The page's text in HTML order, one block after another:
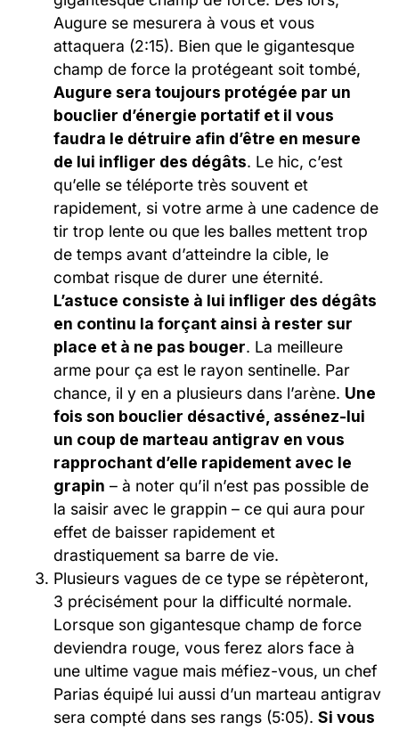
Augure se mesurera à vous et vous
attaquera (2:15). Bien que le gigantesque
champ de force la protégeant soit tombé,
Augure sera toujours protégée par un
bouclier d’énergie portatif et il vous
faudra le détruire afin d’être en mesure
de lui infliger des dégâts. Le hic, c’est
qu’elle se téléporte très souvent et
rapidement, si votre arme à une cadence de
tir trop lente ou que les balles mettent trop
de temps avant d’atteindre la cible, le
combat risque de durer une éternité.
L’astuce consiste à lui infliger des dégâts
en continu la forçant ainsi à rester sur
place et à ne pas bouger. La meilleure
arme pour ça est le rayon sentinelle. Par
chance, il y en a plusieurs dans l’arène. Une
fois son bouclier désactivé, assénez-lui
un coup de marteau antigrav en vous
rapprochant d’elle rapidement avec le
grapin – à noter qu’il n’est pas possible de
la saisir avec le grappin – ce qui aura pour
effet de baisser rapidement et
drastiquement sa barre de vie.
Plusieurs vagues de ce type se répèteront,
3 précisément pour la difficulté normale.
Lorsque son gigantesque champ de force
deviendra rouge, vous ferez alors face à
une ultime vague mais méfiez-vous, un chef
Parias équipé lui aussi d’un marteau antigrav
sera compté dans ses rangs (5:05). Si vous